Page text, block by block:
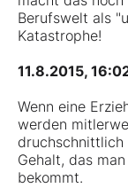
Berufswelt als
Katastrophe!
11.8.2015,
Wenn eine
werden
druchschnittlich
Gehalt, das
bekommt.